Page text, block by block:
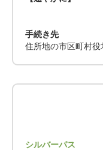
手続き先
住所地の市区町村役
シルバーパス